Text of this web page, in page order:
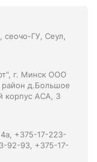
ГУ, Сеул,
г. Минск ООО
район д.Большое
корпус АСА, 3
+375-17-223-
92-93, +375-17-